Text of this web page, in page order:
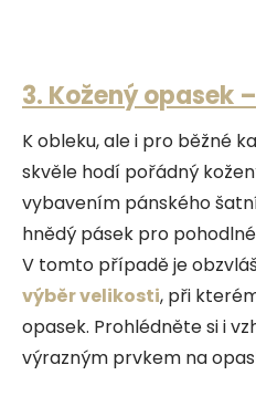
3. Kožený opasek
K obleku, ale i pro běžné
skvěle hodí pořádný
vybavením pánského
hnědý pásek pro
V tomto případě je
výběr velikosti, při
opasek. Prohlédněte si i
výrazným prvkem na